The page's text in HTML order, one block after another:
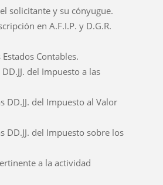
solicitante y su cónyugue.
en A.F.I.P. y D.G.R.
Contables.
del Impuesto a las
DD.JJ. del Impuesto al Valor
DD.JJ. del Impuesto sobre los
a la actividad